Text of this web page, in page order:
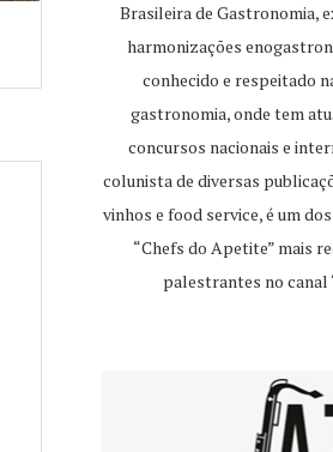
Brasileira de Gastronomia,
harmonizações
conhecido e respeitado
gastronomia, onde tem
concursos nacionais e
colunista de diversas
vinhos e food service, é um
“Chefs do Apetite” mais
palestrantes no canal